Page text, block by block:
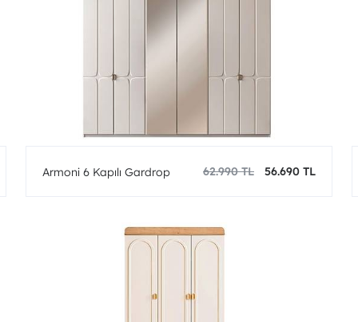
Armoni 6 Kapılı Gardrop 62.990 TL 56.690 TL